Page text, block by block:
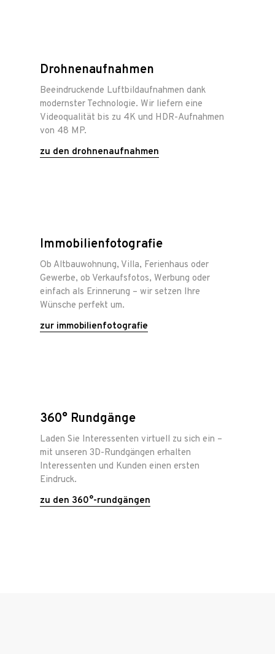
Drohnenaufnahmen
Beeindruckende Luftbildaufnahmen dank
modernster Technologie. Wir liefern eine
Videoqualität bis zu 4K und HDR-Aufnahmen
von 48 MP.
zu den drohnenaufnahmen
Immobilienfotografie
Ob Altbauwohnung, Villa, Ferienhaus oder
Gewerbe, ob Verkaufsfotos, Werbung oder
einfach als Erinnerung – wir setzen Ihre
Wünsche perfekt um.
zur immobilienfotografie
360° Rundgänge
Laden Sie Interessenten virtuell zu sich ein –
mit unseren 3D-Rundgängen erhalten
Interessenten und Kunden einen ersten
Eindruck.
zu den 360°-rundgängen